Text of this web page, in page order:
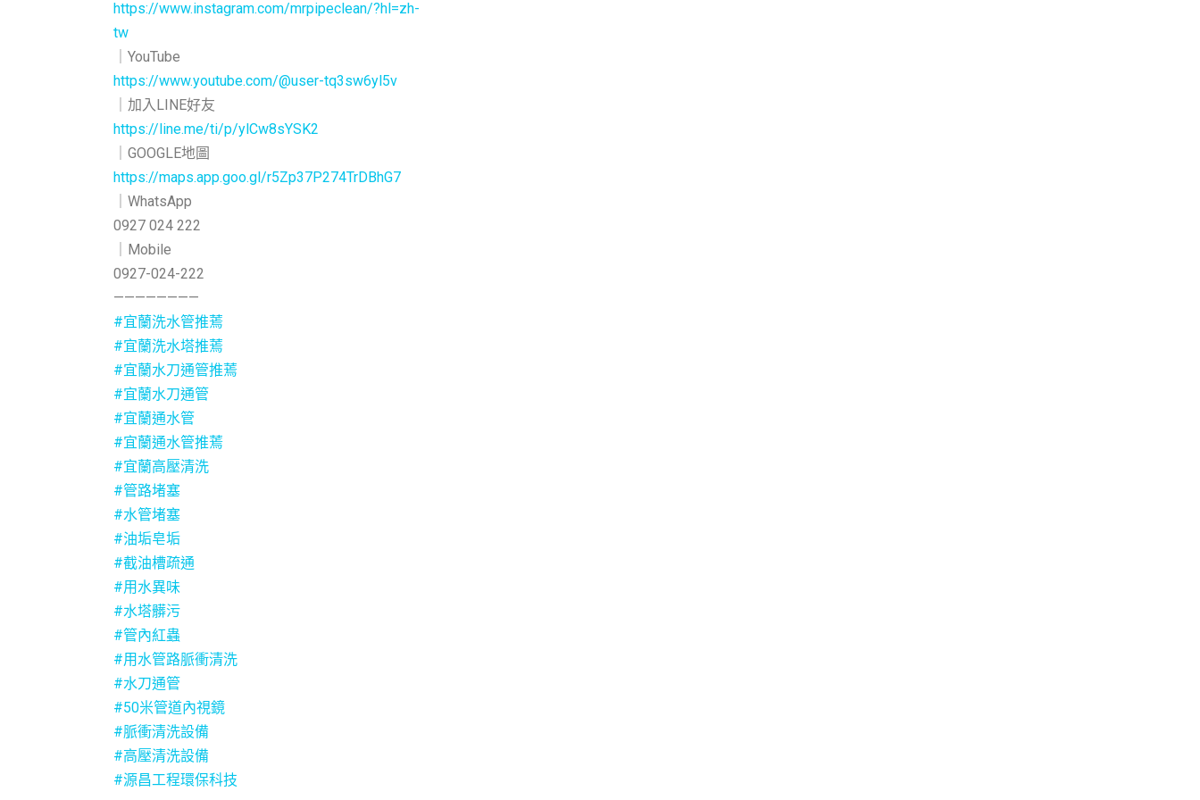
https://www.instagram.com/mrpipeclean/?hl=zh-
tw
｜YouTube
https://www.youtube.com/@user-tq3sw6yl5v
｜加入LINE好友
https://line.me/ti/p/ylCw8sYSK2
｜GOOGLE地圖
https://maps.app.goo.gl/r5Zp37P274TrDBhG7
｜WhatsApp
0927 024 222
｜Mobile
0927-024-222
————————
#宜蘭洗水管推蔫
#宜蘭洗水塔推蔫
#宜蘭水刀通管推蔫
#宜蘭水刀通管
#宜蘭通水管
#宜蘭通水管推蔫
#宜蘭高壓清洗
#管路堵塞
#水管堵塞
#油垢皂垢
#截油槽疏通
#用水異味
#水塔髒污
#管內紅蟲
#用水管路脈衝清洗
#水刀通管
#50米管道內視鏡
#脈衝清洗設備
#高壓清洗設備
#源昌工程環保科技